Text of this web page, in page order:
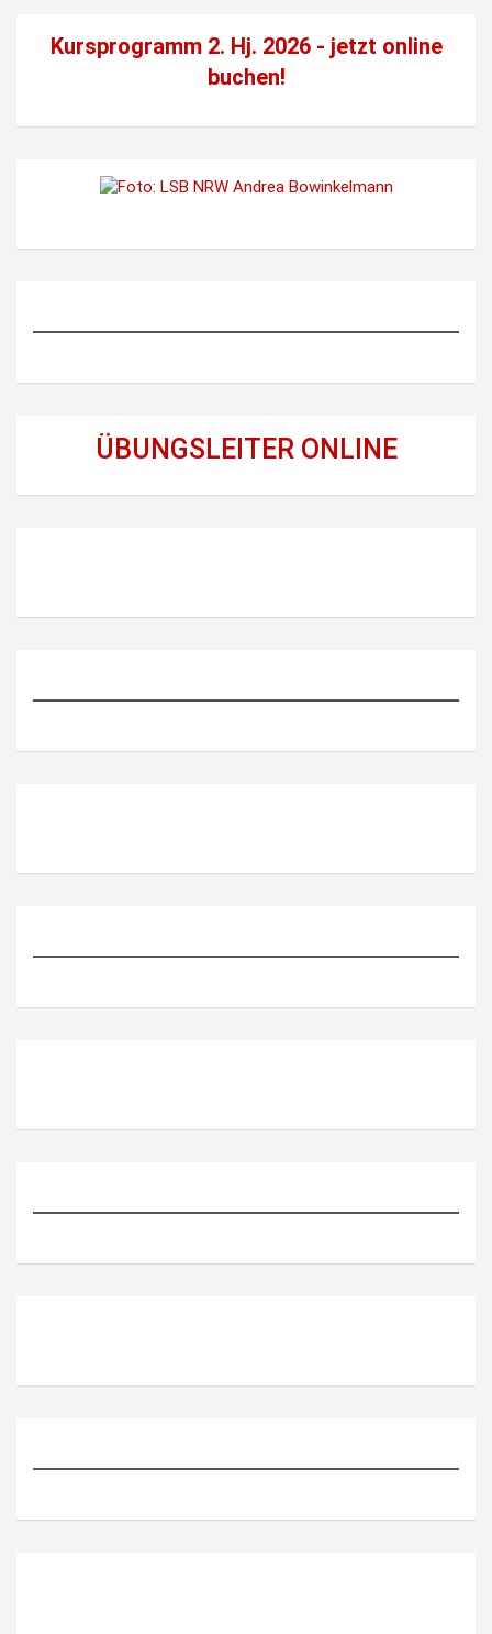
Kursprogramm 2. Hj. 2026 - jetzt online
buchen!
ÜBUNGSLEITER ONLINE